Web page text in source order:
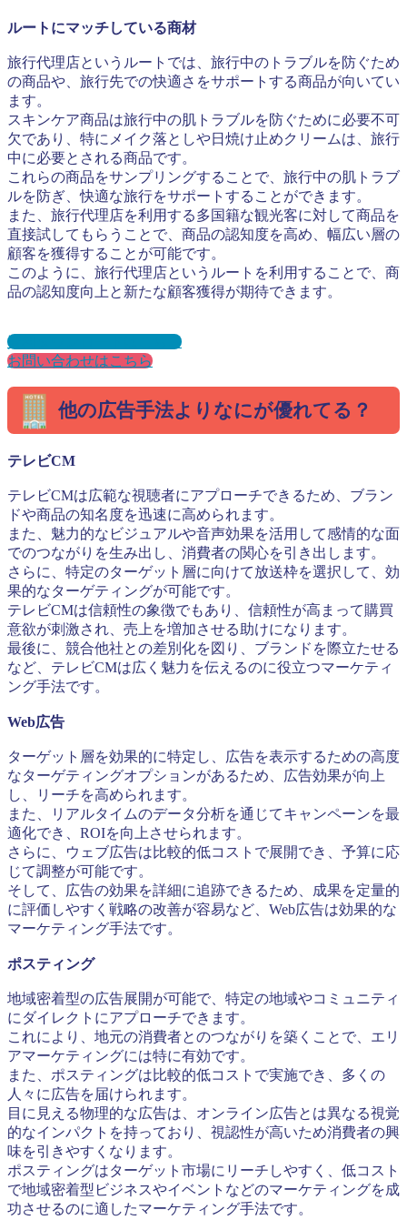
ルートにマッチしている商材
旅行代理店というルートでは、旅行中のトラブルを防ぐため
の商品や、旅行先での快適さをサポートする商品が向いてい
ます。
スキンケア商品は旅行中の肌トラブルを防ぐために必要不可
欠であり、特にメイク落としや日焼け止めクリームは、旅行
中に必要とされる商品です。
これらの商品をサンプリングすることで、旅行中の肌トラブ
ルを防ぎ、快適な旅行をサポートすることができます。
また、旅行代理店を利用する多国籍な観光客に対して商品を
直接試してもらうことで、商品の認知度を高め、幅広い層の
顧客を獲得することが可能です。
このように、旅行代理店というルートを利用することで、商
品の認知度向上と新たな顧客獲得が期待できます。
資料ダウンロードはこちら
お問い合わせはこちら
他の広告手法よりなにが優れてる？
テレビCM
テレビCMは広範な視聴者にアプローチできるため、ブラン
ドや商品の知名度を迅速に高められます。
また、魅力的なビジュアルや音声効果を活用して感情的な面
でのつながりを生み出し、消費者の関心を引き出します。
さらに、特定のターゲット層に向けて放送枠を選択して、効
果的なターゲティングが可能です。
テレビCMは信頼性の象徴でもあり、信頼性が高まって購買
意欲が刺激され、売上を増加させる助けになります。
最後に、競合他社との差別化を図り、ブランドを際立たせる
など、テレビCMは広く魅力を伝えるのに役立つマーケティ
ング手法です。
Web広告
ターゲット層を効果的に特定し、広告を表示するための高度
なターゲティングオプションがあるため、広告効果が向上
し、リーチを高められます。
また、リアルタイムのデータ分析を通じてキャンペーンを最
適化でき、ROIを向上させられます。
さらに、ウェブ広告は比較的低コストで展開でき、予算に応
じて調整が可能です。
そして、広告の効果を詳細に追跡できるため、成果を定量的
に評価しやすく戦略の改善が容易など、Web広告は効果的な
マーケティング手法です。
ポスティング
地域密着型の広告展開が可能で、特定の地域やコミュニティ
にダイレクトにアプローチできます。
これにより、地元の消費者とのつながりを築くことで、エリ
アマーケティングには特に有効です。
また、ポスティングは比較的低コストで実施でき、多くの
人々に広告を届けられます。
目に見える物理的な広告は、オンライン広告とは異なる視覚
的なインパクトを持っており、視認性が高いため消費者の興
味を引きやすくなります。
ポスティングはターゲット市場にリーチしやすく、低コスト
で地域密着型ビジネスやイベントなどのマーケティングを成
功させるのに適したマーケティング手法です。